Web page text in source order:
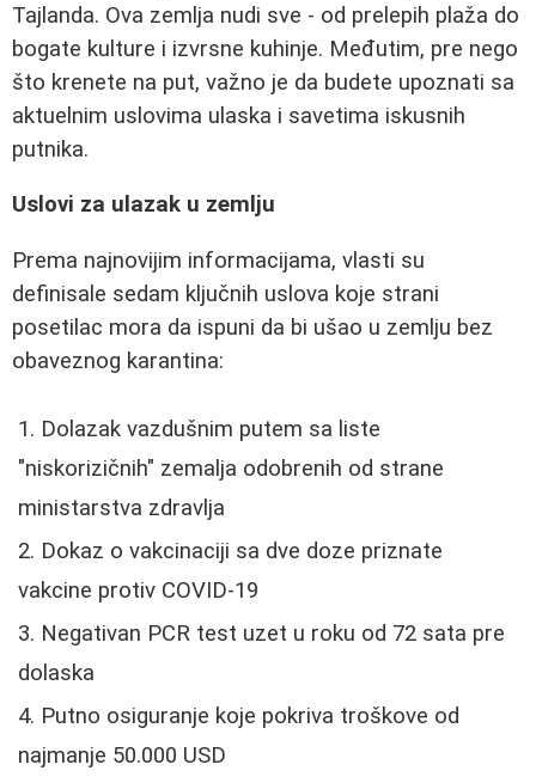
Tajlanda. Ova zemlja nudi sve - od prelepih plaža do
bogate kulture i izvrsne kuhinje. Međutim, pre nego
što krenete na put, važno je da budete upoznati sa
aktuelnim uslovima ulaska i savetima iskusnih
putnika.
Uslovi za ulazak u zemlju
Prema najnovijim informacijama, vlasti su
definisale sedam ključnih uslova koje strani
posetilac mora da ispuni da bi ušao u zemlju bez
obaveznog karantina:
Dolazak vazdušnim putem sa liste
"niskorizičnih" zemalja odobrenih od strane
ministarstva zdravlja
Dokaz o vakcinaciji sa dve doze priznate
vakcine protiv COVID-19
Negativan PCR test uzet u roku od 72 sata pre
dolaska
Putno osiguranje koje pokriva troškove od
najmanje 50.000 USD